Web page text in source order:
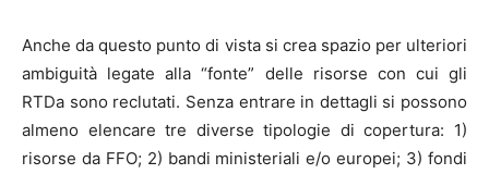
Anche da questo punto di vista si crea spazio per ulteriori
ambiguità legate alla “fonte” delle risorse con cui gli
RTDa sono reclutati. Senza entrare in dettagli si possono
almeno elencare tre diverse tipologie di copertura: 1)
risorse da FFO; 2) bandi ministeriali e/o europei; 3) fondi